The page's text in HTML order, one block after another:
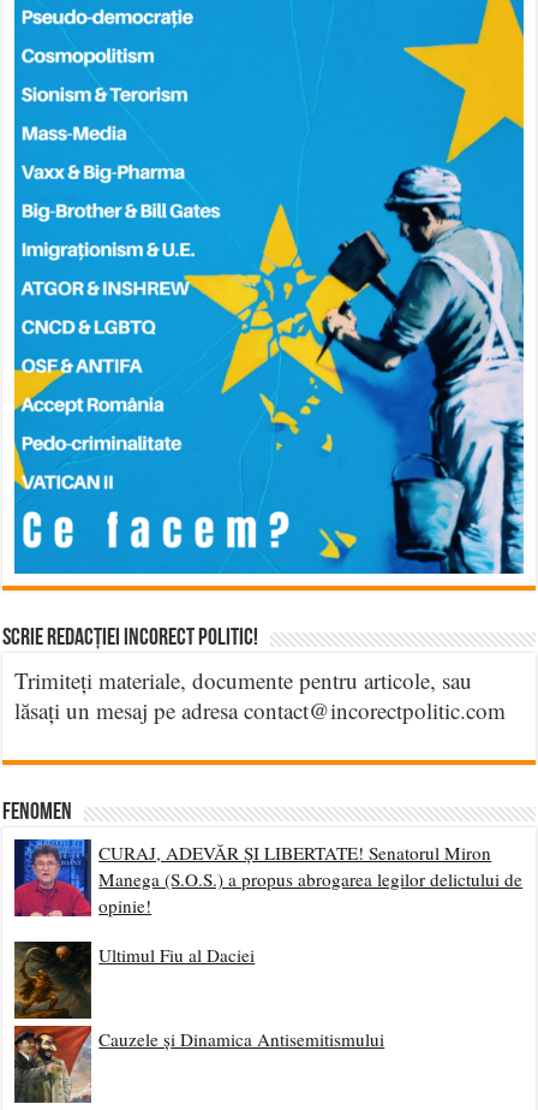
Scrie Redacției Incorect Politic!
Trimiteți materiale, documente pentru articole, sau
lăsați un mesaj pe adresa contact@incorectpolitic.com
Fenomen
CURAJ, ADEVĂR ȘI LIBERTATE! Senatorul Miron
Manega (S.O.S.) a propus abrogarea legilor delictului de
opinie!
Ultimul Fiu al Daciei
Cauzele și Dinamica Antisemitismului